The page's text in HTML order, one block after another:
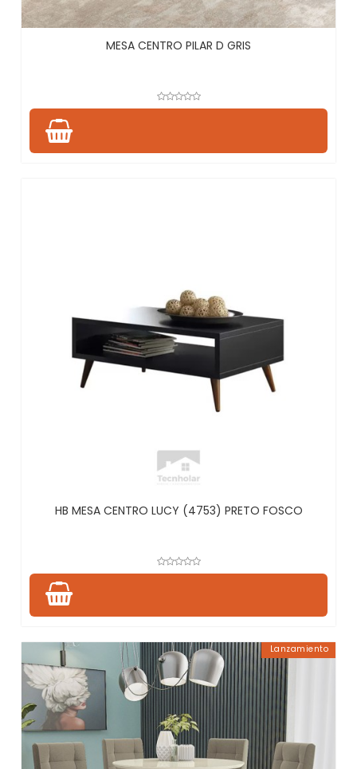
MESA CENTRO PILAR D GRIS
HB MESA CENTRO LUCY (4753) PRETO FOSCO
Lanzamiento